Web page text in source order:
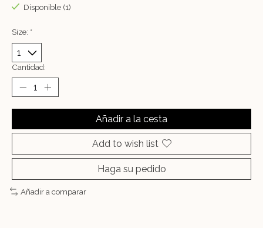
Disponible (1)
Size: *
Cantidad:
Añadir a la cesta
Add to wish list
Haga su pedido
Añadir a comparar